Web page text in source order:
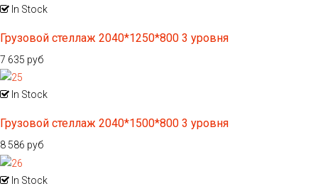
In Stock
Грузовой стеллаж 2040*1250*800 3 уровня
7 635 руб
In Stock
Грузовой стеллаж 2040*1500*800 3 уровня
8 586 руб
In Stock